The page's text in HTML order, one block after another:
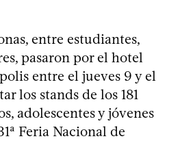
entre estudiantes,
pasaron por el hotel
entre el jueves 9 y el
los stands de los 181
adolescentes y jóvenes
Feria Nacional de